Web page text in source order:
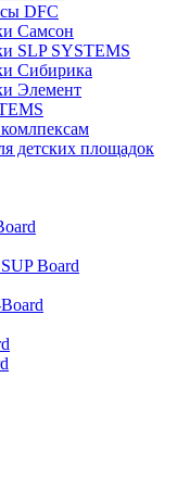
DFC
Самсон
SLP SYSTEMS
Сибирика
Элемент
детских площадок
Board